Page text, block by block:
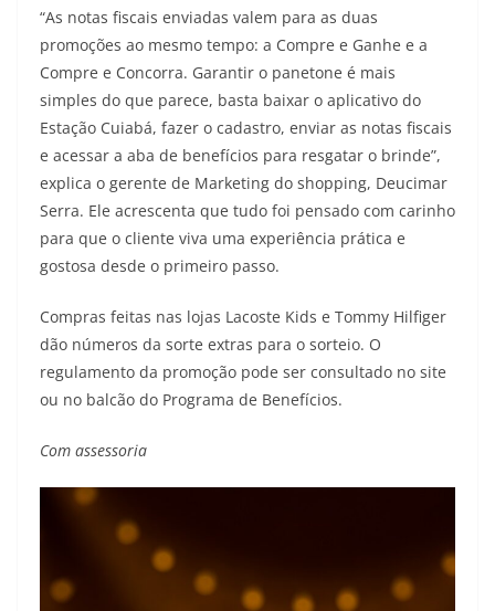
“As notas fiscais enviadas valem para as duas
promoções ao mesmo tempo: a Compre e Ganhe e a
Compre e Concorra. Garantir o panetone é mais
simples do que parece, basta baixar o aplicativo do
Estação Cuiabá, fazer o cadastro, enviar as notas fiscais
e acessar a aba de benefícios para resgatar o brinde”,
explica o gerente de Marketing do shopping, Deucimar
Serra. Ele acrescenta que tudo foi pensado com carinho
para que o cliente viva uma experiência prática e
gostosa desde o primeiro passo.
Compras feitas nas lojas Lacoste Kids e Tommy Hilfiger
dão números da sorte extras para o sorteio. O
regulamento da promoção pode ser consultado no site
ou no balcão do Programa de Benefícios.
Com assessoria